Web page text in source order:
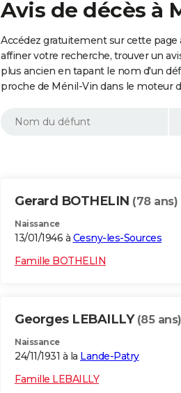
Avis de décès à
Accédez gratuitement sur cette page
affiner votre recherche, trouver un
plus ancien en tapant le nom d'un
proche de Ménil-Vin dans le moteur
Gerard BOTHELIN (78 ans)
Naissance
13/01/1946 à Cesny-les-Sources
Famille BOTHELIN
Georges LEBAILLY (85 ans)
Naissance
24/11/1931 à la Lande-Patry
Famille LEBAILLY